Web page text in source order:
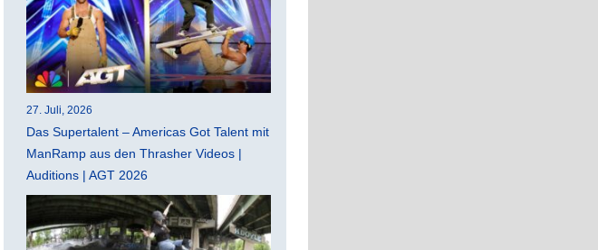
27. Juli, 2026
Das Supertalent – Americas Got Talent mit
ManRamp aus den Thrasher Videos |
Auditions | AGT 2026